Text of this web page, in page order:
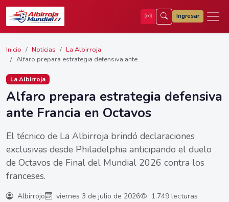
Ingresar
Inicio Noticias
La Albirroja
Alfaro prepara estrategia defensiva ante...
La Albirroja
Alfaro prepara estrategia defensiva
ante Francia en Octavos
El técnico de La Albirroja brindó declaraciones
exclusivas desde Philadelphia anticipando el duelo
de Octavos de Final del Mundial 2026 contra los
franceses.
Albirrojo viernes 3 de julio de 2026 1.749 lecturas